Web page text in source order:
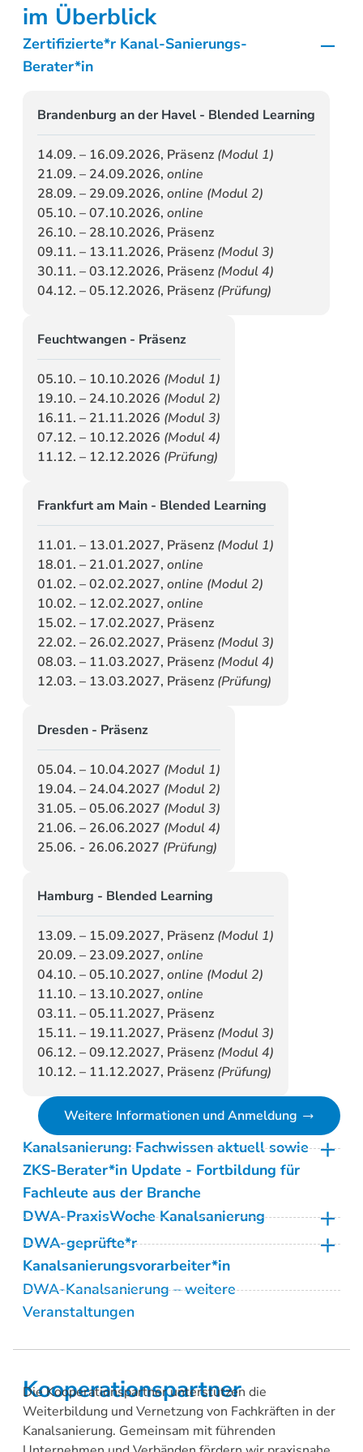
im Überblick
Zertifizierte*r Kanal-Sanierungs-
Berater*in
Brandenburg an der Havel - Blended Learning
14.09. – 16.09.2026, Präsenz (Modul 1)
21.09. – 24.09.2026, online
28.09. – 29.09.2026, online (Modul 2)
05.10. – 07.10.2026, online
26.10. – 28.10.2026, Präsenz
09.11. – 13.11.2026, Präsenz (Modul 3)
30.11. – 03.12.2026, Präsenz (Modul 4)
04.12. – 05.12.2026, Präsenz (Prüfung)
Feuchtwangen - Präsenz
05.10. – 10.10.2026 (Modul 1)
19.10. – 24.10.2026 (Modul 2)
16.11. – 21.11.2026 (Modul 3)
07.12. – 10.12.2026 (Modul 4)
11.12. – 12.12.2026 (Prüfung)
Frankfurt am Main - Blended Learning
11.01. – 13.01.2027, Präsenz (Modul 1)
18.01. – 21.01.2027, online
01.02. – 02.02.2027, online (Modul 2)
10.02. – 12.02.2027, online
15.02. – 17.02.2027, Präsenz
22.02. – 26.02.2027, Präsenz (Modul 3)
08.03. – 11.03.2027, Präsenz (Modul 4)
12.03. – 13.03.2027, Präsenz (Prüfung)
Dresden - Präsenz
05.04. – 10.04.2027 (Modul 1)
19.04. – 24.04.2027 (Modul 2)
31.05. – 05.06.2027 (Modul 3)
21.06. – 26.06.2027 (Modul 4)
25.06. - 26.06.2027 (Prüfung)
Hamburg - Blended Learning
13.09. – 15.09.2027, Präsenz (Modul 1)
20.09. – 23.09.2027, online
04.10. – 05.10.2027, online (Modul 2)
11.10. – 13.10.2027, online
03.11. – 05.11.2027, Präsenz
15.11. – 19.11.2027, Präsenz (Modul 3)
06.12. – 09.12.2027, Präsenz (Modul 4)
10.12. – 11.12.2027, Präsenz (Prüfung)
Weitere Informationen und Anmeldung
Kanalsanierung: Fachwissen aktuell sowie
ZKS-Berater*in Update - Fortbildung für
Fachleute aus der Branche
Hannover
28.11. – 29.04.2026 (Präsenz)
Koblenz
DWA-PraxisWoche Kanalsanierung
Feuchtwangen
14.09. – 18.09.2026
Frankfurt am Main
09.11. – 13.11.2026(Präsenz)
Weitere Informationen und Anmeldung
DWA-geprüfte*r
Kanalsanierungsvorarbeiter*in
Modul 1 - DACH-Grundkurs Inspektion von
Entwässerungssystemen [10(W)SR130]
21.09. – 25.09.2026 Würzburg
12.10. – 16.10.2026 Emmerthal bei Hameln
DWA-Kanalsanierung – weitere
Veranstaltungen
Kooperationspartner
Die Kooperationspartner unterstützen die
Weiterbildung und Vernetzung von Fachkräften in der
Kanalsanierung. Gemeinsam mit führenden